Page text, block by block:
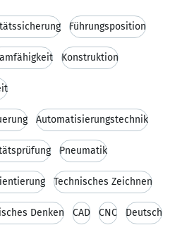
Führungsposition
Konstruktion
Automatisierungstechnik
Pneumatik
Technisches Zeichnen
Denken CAD CNC Deutsch